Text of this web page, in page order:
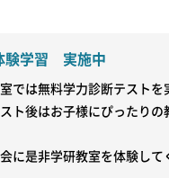
験学習 実施中
では無料学力診断テストを
ト後はお子様にぴったり
に是非学研教室を体験して